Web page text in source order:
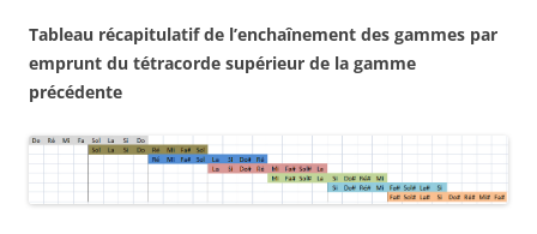
Tableau récapitulatif de l’enchaînement des gammes par
emprunt du tétracorde supérieur de la gamme
précédente